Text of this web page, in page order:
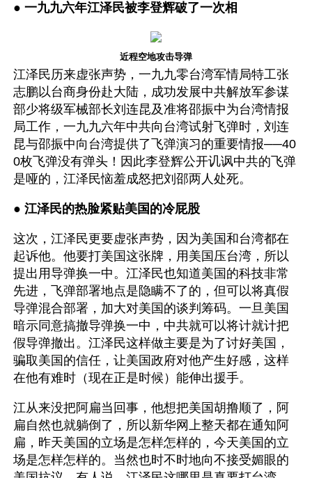
● 一九九六年江泽民被李登辉破了一次相
近程空地攻击导弹
江泽民历来虚张声势，一九九零台湾军情局特工张
志鹏以台商身份赴大陆，成功发展中共解放军参谋
部少将级军械部长刘连昆及准将邵振中为台湾情报
局工作，一九九六年中共向台湾试射飞弹时，刘连
昆与邵振中向台湾提供了飞弹演习的重要情报──40
0枚飞弹没有弹头！因此李登辉公开讥讽中共的飞弹
是哑的，江泽民恼羞成怒把刘邵两人处死。
● 江泽民的热脸紧贴美国的冷屁股
这次，江泽民更要虚张声势，因为美国和台湾都在
起诉他。他要打美国这张牌，用美国压台湾，所以
提出用导弹换一中。江泽民也知道美国的科技非常
先进，飞弹部署地点是隐瞒不了的，但可以将真假
导弹混合部署，加大对美国的谈判筹码。一旦美国
暗示同意搞撤导弹换一中，中共就可以将计就计把
假导弹撤出。江泽民这样做主要是为了讨好美国，
骗取美国的信任，让美国政府对他产生好感，这样
在他有难时（现在正是时候）能伸出援手。
江从来没把阿扁当回事，他想把美国胡撸顺了，阿
扁自然也就躺倒了，所以新华网上整天都在通知阿
扁，昨天美国的立场是怎样怎样的，今天美国的立
场是怎样怎样的。当然也时不时地向不接受媚眼的